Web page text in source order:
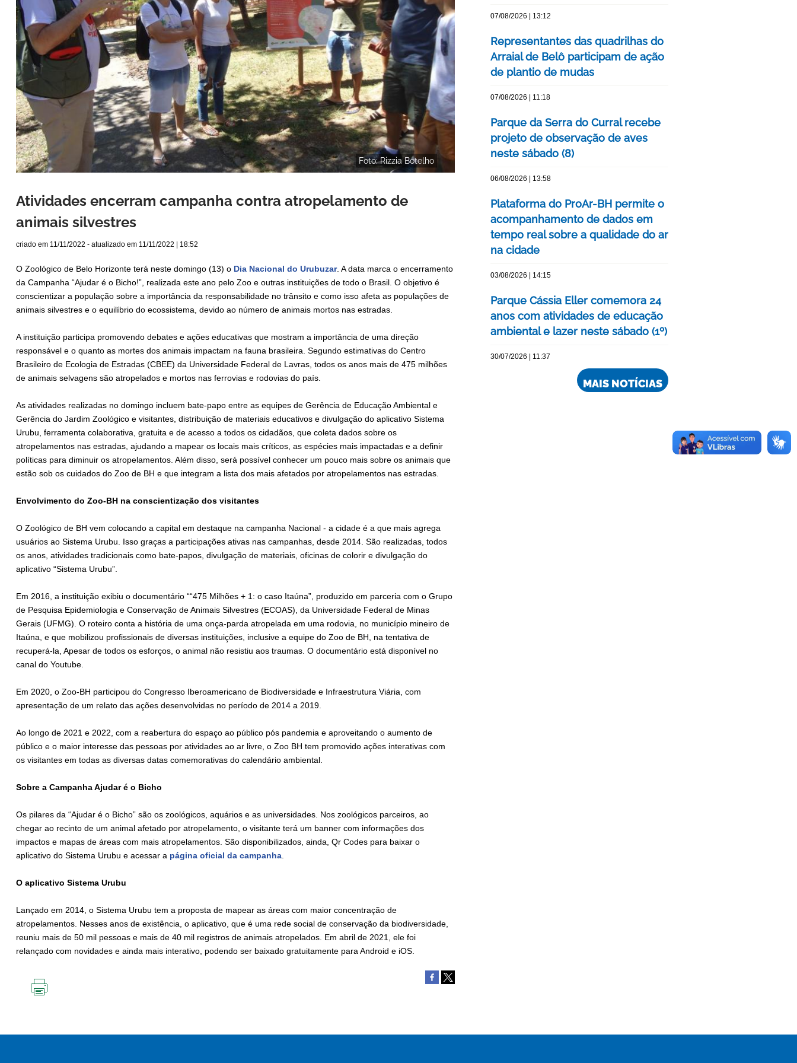
Foto: Rizzia Botelho
Atividades encerram campanha contra atropelamento de
animais silvestres
criado em 11/11/2022 - atualizado em 11/11/2022 | 18:52
O Zoológico de Belo Horizonte terá neste domingo (13) o Dia Nacional do Urubuzar. A data marca o encerramento
da Campanha “Ajudar é o Bicho!”, realizada este ano pelo Zoo e outras instituições de todo o Brasil. O objetivo é
conscientizar a população sobre a importância da responsabilidade no trânsito e como isso afeta as populações de
animais silvestres e o equilíbrio do ecossistema, devido ao número de animais mortos nas estradas.
A instituição participa promovendo debates e ações educativas que mostram a importância de uma direção
responsável e o quanto as mortes dos animais impactam na fauna brasileira. Segundo estimativas do Centro
Brasileiro de Ecologia de Estradas (CBEE) da Universidade Federal de Lavras, todos os anos mais de 475 milhões
de animais selvagens são atropelados e mortos nas ferrovias e rodovias do país.
As atividades realizadas no domingo incluem bate-papo entre as equipes de Gerência de Educação Ambiental e
Gerência do Jardim Zoológico e visitantes, distribuição de materiais educativos e divulgação do aplicativo Sistema
Urubu, ferramenta colaborativa, gratuita e de acesso a todos os cidadãos, que coleta dados sobre os
atropelamentos nas estradas, ajudando a mapear os locais mais críticos, as espécies mais impactadas e a definir
políticas para diminuir os atropelamentos. Além disso, será possível conhecer um pouco mais sobre os animais que
estão sob os cuidados do Zoo de BH e que integram a lista dos mais afetados por atropelamentos nas estradas.
Envolvimento do Zoo-BH na conscientização dos visitantes
O Zoológico de BH vem colocando a capital em destaque na campanha Nacional - a cidade é a que mais agrega
usuários ao Sistema Urubu. Isso graças a participações ativas nas campanhas, desde 2014. São realizadas, todos
os anos, atividades tradicionais como bate-papos, divulgação de materiais, oficinas de colorir e divulgação do
aplicativo “Sistema Urubu”.
Em 2016, a instituição exibiu o documentário ““475 Milhões + 1: o caso Itaúna”, produzido em parceria com o Grupo
de Pesquisa Epidemiologia e Conservação de Animais Silvestres (ECOAS), da Universidade Federal de Minas
Gerais (UFMG). O roteiro conta a história de uma onça-parda atropelada em uma rodovia, no município mineiro de
Itaúna, e que mobilizou profissionais de diversas instituições, inclusive a equipe do Zoo de BH, na tentativa de
recuperá-la, Apesar de todos os esforços, o animal não resistiu aos traumas. O documentário está disponível no
canal do Youtube.
Em 2020, o Zoo-BH participou do Congresso Iberoamericano de Biodiversidade e Infraestrutura Viária, com
apresentação de um relato das ações desenvolvidas no período de 2014 a 2019.
Ao longo de 2021 e 2022, com a reabertura do espaço ao público pós pandemia e aproveitando o aumento de
público e o maior interesse das pessoas por atividades ao ar livre, o Zoo BH tem promovido ações interativas com
os visitantes em todas as diversas datas comemorativas do calendário ambiental.
Sobre a Campanha Ajudar é o Bicho
Os pilares da “Ajudar é o Bicho” são os zoológicos, aquários e as universidades. Nos zoológicos parceiros, ao
chegar ao recinto de um animal afetado por atropelamento, o visitante terá um banner com informações dos
impactos e mapas de áreas com mais atropelamentos. São disponibilizados, ainda, Qr Codes para baixar o
aplicativo do Sistema Urubu e acessar a página oficial da campanha.
O aplicativo Sistema Urubu
Lançado em 2014, o Sistema Urubu tem a proposta de mapear as áreas com maior concentração de
atropelamentos. Nesses anos de existência, o aplicativo, que é uma rede social de conservação da biodiversidade,
reuniu mais de 50 mil pessoas e mais de 40 mil registros de animais atropelados. Em abril de 2021, ele foi
relançado com novidades e ainda mais interativo, podendo ser baixado gratuitamente para Android e iOS.
07/08/2026 | 13:12
Representantes das quadrilhas do
Arraial de Belô participam de ação
de plantio de mudas
07/08/2026 | 11:18
Parque da Serra do Curral recebe
projeto de observação de aves
neste sábado (8)
06/08/2026 | 13:58
Plataforma do ProAr-BH permite o
acompanhamento de dados em
tempo real sobre a qualidade do ar
na cidade
03/08/2026 | 14:15
Parque Cássia Eller comemora 24
anos com atividades de educação
ambiental e lazer neste sábado (1º)
30/07/2026 | 11:37
MAIS NOTÍCIAS